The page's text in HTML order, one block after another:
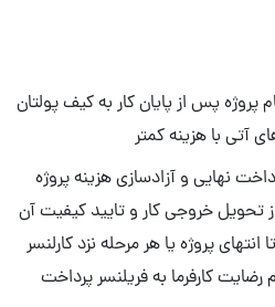
انجام پروژه پس از پایان کار به کیف پولتان
آتی با هزینه کمتر
نهایی و آزادسازی هزینه پروژه
تحویل خروجی کار و تایید کیفیت آن
پروژه یا هر مرحله نزد کارلنسر
کارفرما به فریلنسر پرداخت